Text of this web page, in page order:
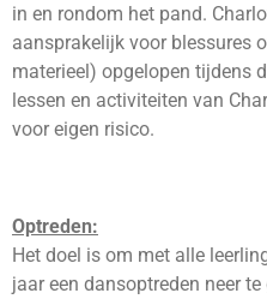
in en rondom het pand.
aansprakelijk voor blessures
materieel) opgelopen tijdens
lessen en activiteiten van
voor eigen risico.
Optreden:
Het doel is om met alle
jaar een dansoptreden neer